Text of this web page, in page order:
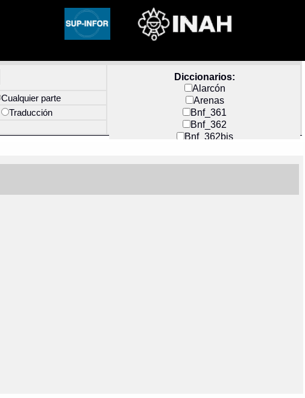
Diccionarios:
Alarcón
Arenas
Bnf_361
Bnf_362
Bnf_362bis
Docs_México
Cualquier parte
Traducción